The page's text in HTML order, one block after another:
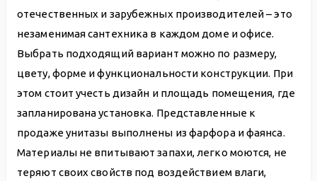
отечественных и зарубежных производителей – это
незаменимая сантехника в каждом доме и офисе.
Выбрать подходящий вариант можно по размеру,
цвету, форме и функциональности конструкции. При
этом стоит учесть дизайн и площадь помещения, где
запланирована установка. Представленные к
продаже унитазы выполнены из фарфора и фаянса.
Материалы не впитывают запахи, легко моются, не
теряют своих свойств под воздействием влаги,